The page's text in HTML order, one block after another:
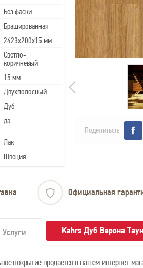
Без фаски
Брашированная
2423x200x15 мм
Светло-
коричневый
15 мм
Двухполосный
Дуб
да
Лак
Швеция
Поделиться:
Официальная
Kahrs Дуб Верона
покрытие продается в нашем интернет-